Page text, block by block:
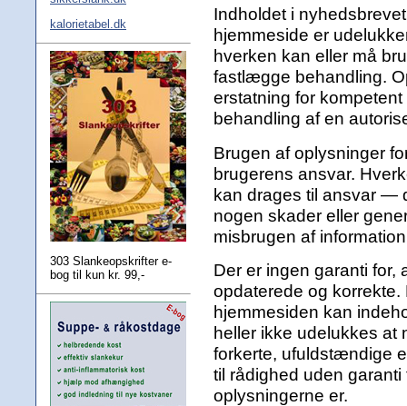
kalorietabel.dk
303 Slankeopskrifter e-
bog til kun kr. 99,-
Indholdet i
hjemmeside er
hverken kan eller må
fastlægge behandling.
erstatning for
behandling af en
Brugen af oplysninger
brugerens ansvar.
kan drages til ansvar —
nogen skader eller
misbrugen af
Der er ingen garanti for,
opdaterede og
hjemmesiden kan
heller ikke udelukkes
forkerte, ufuldstændige
til rådighed uden
oplysningerne er.